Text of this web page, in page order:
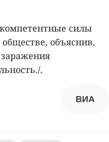
силы
объяснив,
заражения
.
ВИА